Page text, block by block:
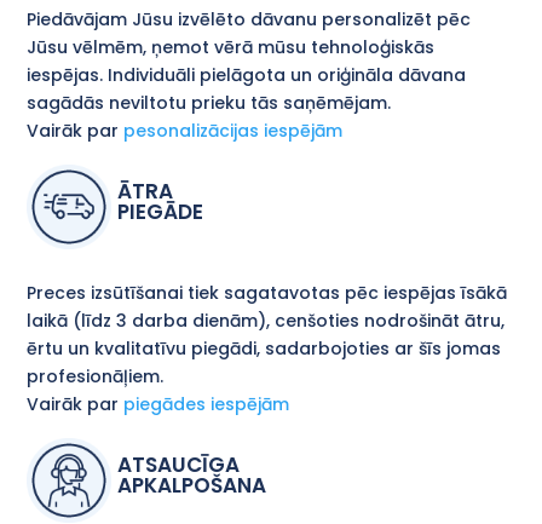
Piedāvājam Jūsu izvēlēto dāvanu personalizēt pēc
Jūsu vēlmēm, ņemot vērā mūsu tehnoloģiskās
iespējas. Individuāli pielāgota un oriģināla dāvana
sagādās neviltotu prieku tās saņēmējam.
Vairāk par pesonalizācijas iespējām
ĀTRA
PIEGĀDE
Preces izsūtīšanai tiek sagatavotas pēc iespējas īsākā
laikā (līdz 3 darba dienām), cenšoties nodrošināt ātru,
ērtu un kvalitatīvu piegādi, sadarbojoties ar šīs jomas
profesionāļiem.
Vairāk par piegādes iespējām
ATSAUCĪGA
APKALPOŠANA